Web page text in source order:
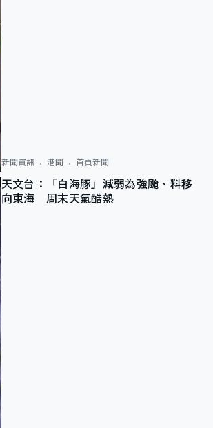
新聞資訊 港聞 首頁新聞
天文台：「白海豚」減弱為強颱、料移
向東海 周末天氣酷熱